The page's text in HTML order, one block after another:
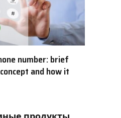
number: brief
and how it